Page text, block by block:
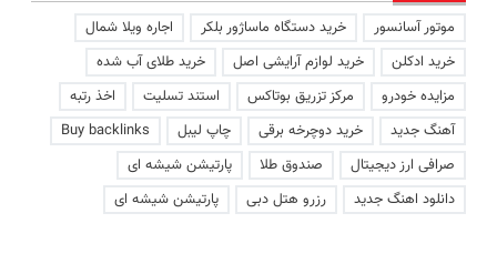
موتور آسانسور خرید دستگاه ماساژور بلکر
اجاره ویلا شمال
خرید ادکلن
خرید لوازم آرایشی اصل
خرید طلای آب شده
مزایده خودرو
مرکز تزریق بوتاکس استند تسلیت
اخذ رتبه
آهنگ جدید
خرید دوچرخه برقی چاپ لیبل
Buy backlinks
صرافی ارز دیجیتال
صندوق طلا
پارتیشن شیشه ای
دانلود اهنگ جدید
رزرو هتل دبی پارتیشن شیشه ای